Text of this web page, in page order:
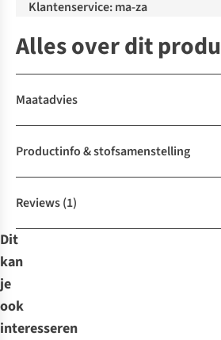
Klantenservice: ma-za
Alles over dit
Maatadvies
Productinfo & stofsamenstelling
Reviews(1)
Dit
kan
je
ook
interesseren